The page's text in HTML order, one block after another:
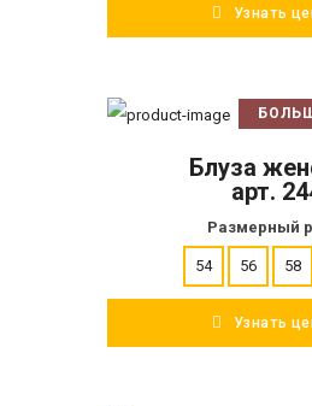
Узнать
В
Блуза
арт.
Размерный
54 56 58
Узнать